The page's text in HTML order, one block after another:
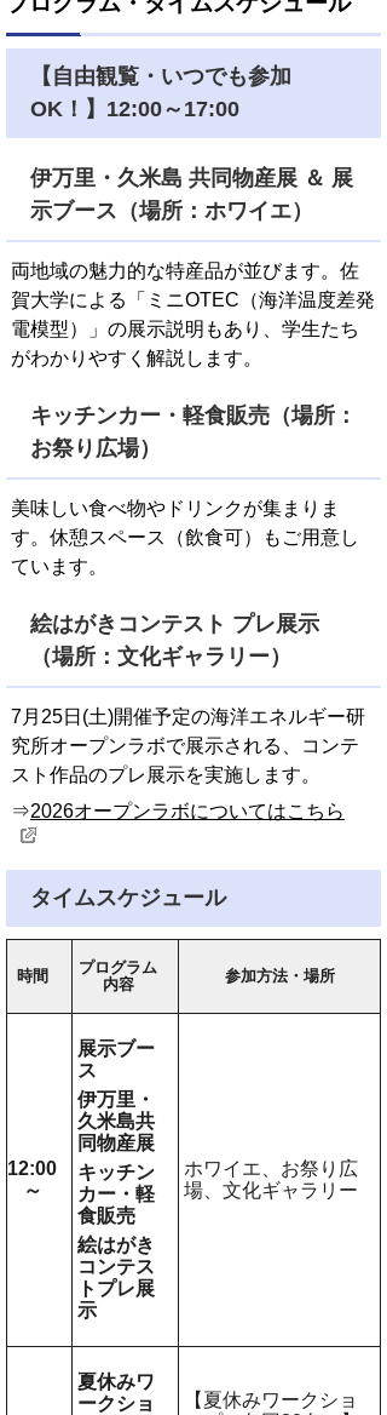
【自由観覧・いつでも参加
OK！】12:00～17:00
伊万里・久米島 共同物産展 ＆ 展
示ブース（場所：ホワイエ）
両地域の魅力的な特産品が並びます。佐
賀大学による「ミニOTEC（海洋温度差発
電模型）」の展示説明もあり、学生たち
がわかりやすく解説します。
キッチンカー・軽食販売（場所：
お祭り広場）
美味しい食べ物やドリンクが集まりま
す。休憩スペース（飲食可）もご用意し
ています。
絵はがきコンテスト プレ展示
（場所：文化ギャラリー）
7月25日(土)開催予定の海洋エネルギー研
究所オープンラボで展示される、コンテ
スト作品のプレ展示を実施します。
⇒2026オープンラボについてはこちら
タイムスケジュール
時間
プログラム
内容
参加方法・場所
12:00
～
展示ブー
ス
伊万里・
久米島共
同物産展
キッチン
カー・軽
食販売
絵はがき
コンテス
トプレ展
示
ホワイエ、お祭り広
場、文化ギャラリー
夏休みワ
ークショ
【夏休みワークショ